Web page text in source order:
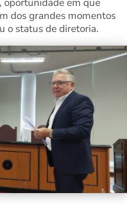
dos grandes momentos
o status de diretoria.